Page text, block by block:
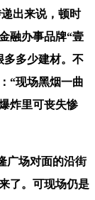
出来说，顿时
融办事品牌“壹
多多少建材。不
“现场黑烟一曲
炸里可丧失惨
场对面的沿街
了。可现场仍是